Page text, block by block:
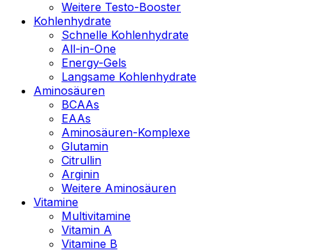
Weitere Testo-Booster
Kohlenhydrate
Schnelle Kohlenhydrate
All-in-One
Energy-Gels
Langsame Kohlenhydrate
Aminosäuren
BCAAs
EAAs
Aminosäuren-Komplexe
Glutamin
Citrullin
Arginin
Weitere Aminosäuren
Vitamine
Multivitamine
Vitamin A
Vitamine B